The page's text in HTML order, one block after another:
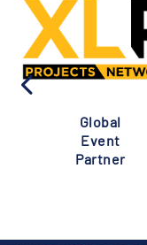
Global
Event
Partner